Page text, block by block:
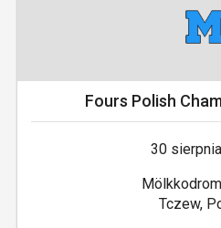
Fours Polish
30
Tczew,